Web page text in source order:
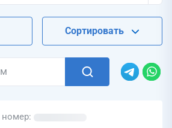
Сортировать
номер